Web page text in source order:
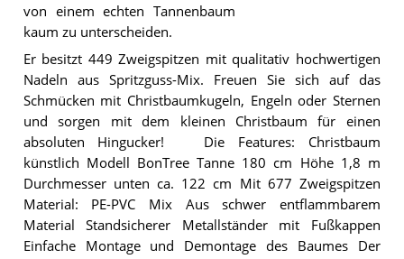
von einem echten Tannenbaum
kaum zu unterscheiden.
Er besitzt 449 Zweigspitzen mit qualitativ hochwertigen
Nadeln aus Spritzguss-Mix. Freuen Sie sich auf das
Schmücken mit Christbaumkugeln, Engeln oder Sternen
und sorgen mit dem kleinen Christbaum für einen
absoluten Hingucker! Die Features: Christbaum
künstlich Modell BonTree Tanne 180 cm Höhe 1,8 m
Durchmesser unten ca. 122 cm Mit 677 Zweigspitzen
Material: PE-PVC Mix Aus schwer entflammbarem
Material Standsicherer Metallständer mit Fußkappen
Einfache Montage und Demontage des Baumes Der